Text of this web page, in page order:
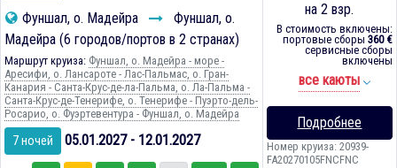
Фуншал, о. Мадейра
Фуншал, о.
Мадейра (6 городов/портов в 2 странах)
Маршрут круиза: Фуншал, о. Мадейра - море -
Аресифи, о. Лансароте - Лас-Пальмас, о. Гран-
Канария - Санта-Крус-де-ла-Пальма, о. Ла-Пальма -
Санта-Крус-де-Тенерифе, о. Тенерифе - Пуэрто-дель-
Росарио, о. Фуэртевентура - Фуншал, о. Мадейра
7 ночей 05.01.2027 - 12.01.2027
на 2 взр.
В стоимость включены:
портовые сборы 360 €
сервисные сборы
включены
все каюты
Подробнее
Номер круиза: 20939-
FA20270105FNCFNC